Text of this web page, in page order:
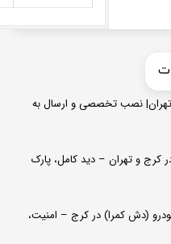
تهران| نصب تخصصی و ارسال به
۳۶۰ درجه خودرو در کرج و تهران – دید کامل، پارک
(دش کمرا) در کرج – امنیت،